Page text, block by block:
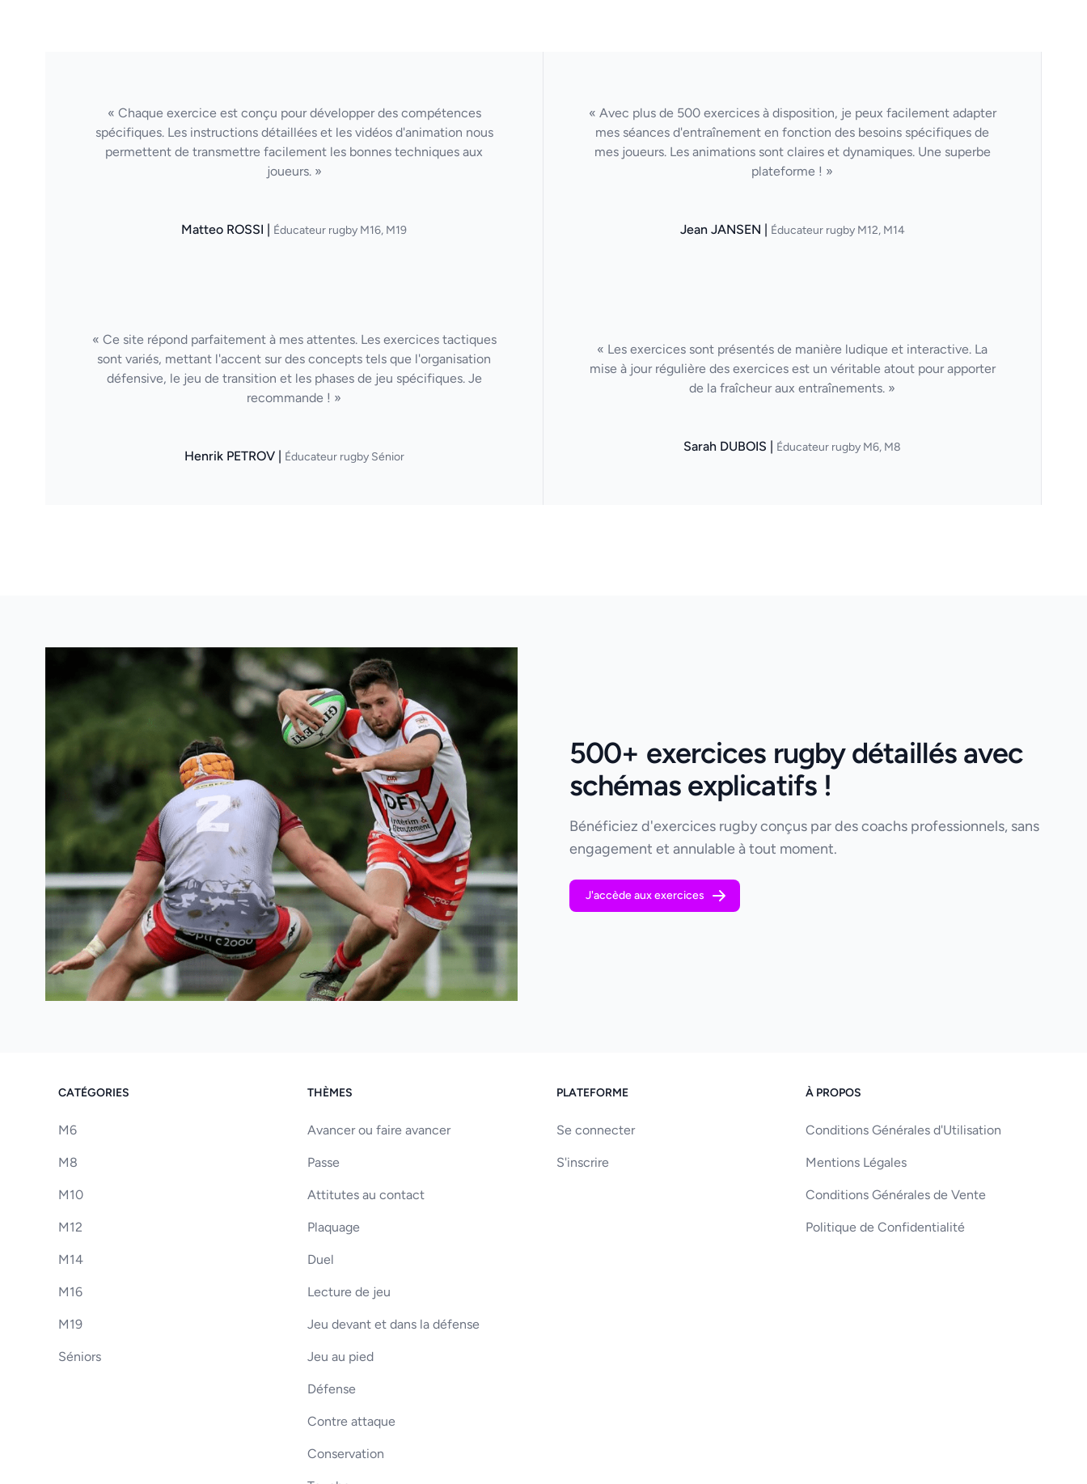
« Chaque exercice est conçu pour développer des compétences
spécifiques. Les instructions détaillées et les vidéos d'animation nous
permettent de transmettre facilement les bonnes techniques aux
joueurs. »
Matteo ROSSI | Éducateur rugby M16, M19
« Avec plus de 500 exercices à disposition, je peux facilement adapter
mes séances d'entraînement en fonction des besoins spécifiques de
mes joueurs. Les animations sont claires et dynamiques. Une superbe
plateforme ! »
Jean JANSEN | Éducateur rugby M12, M14
« Ce site répond parfaitement à mes attentes. Les exercices tactiques
sont variés, mettant l'accent sur des concepts tels que l'organisation
défensive, le jeu de transition et les phases de jeu spécifiques. Je
recommande ! »
Henrik PETROV | Éducateur rugby Sénior
« Les exercices sont présentés de manière ludique et interactive. La
mise à jour régulière des exercices est un véritable atout pour apporter
de la fraîcheur aux entraînements. »
Sarah DUBOIS | Éducateur rugby M6, M8
500+ exercices rugby détaillés avec
schémas explicatifs !
Bénéficiez d'exercices rugby conçus par des coachs professionnels, sans
engagement et annulable à tout moment.
J'accède aux exercices
CATÉGORIES
M6
M8
M10
M12
M14
M16
M19
Séniors
THÈMES
Avancer ou faire avancer
Passe
Attitutes au contact
Plaquage
Duel
Lecture de jeu
Jeu devant et dans la défense
Jeu au pied
Défense
Contre attaque
Conservation
PLATEFORME
Se connecter
S'inscrire
À PROPOS
Conditions Générales d'Utilisation
Mentions Légales
Conditions Générales de Vente
Politique de Confidentialité